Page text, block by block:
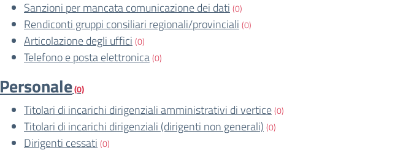
Sanzioni per mancata comunicazione dei dati (0)
Rendiconti gruppi consiliari regionali/provinciali (0)
Articolazione degli uffici (0)
Telefono e posta elettronica(0)
Personale(0)
Titolari di incarichi dirigenziali amministrativi di vertice(0)
Titolari di incarichi dirigenziali (dirigenti non generali) (0)
Dirigenti cessati (0)